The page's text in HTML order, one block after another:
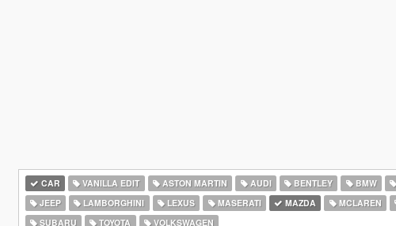
CAR VANILLA EDIT ASTON MARTIN AUDI BENTLEY BMW
JEEP
LAMBORGHINI LEXUS MASERATI MAZDA MCLAREN
SUBARU
TOYOTA VOLKSWAGEN